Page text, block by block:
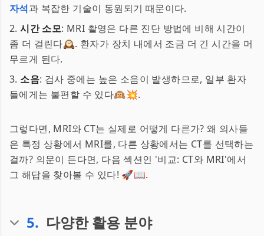
자석과 복잡한 기술이 동원되기 때문이다.
2.시간 소모: MRI 촬영은 다른 진단 방법에 비해 시간이
좀 더 걸린다🕰. 환자가 장치 내에서 조금 더 긴 시간을 머
무르게 된다.
3. 소음: 검사 중에는 높은 소음이 발생하므로, 일부 환자
들에게는 불편할 수 있다🙉💥.
그렇다면, MRI와 CT는 실제로 어떻게 다른가? 왜 의사들
은 특정 상황에서 MRI를, 다른 상황에서는 CT를 선택하는
걸까? 의문이 든다면, 다음 섹션인 '비교: CT와 MRI'에서
그 해답을 찾아볼 수 있다! 🚀📖.
5. 다양한 활용 분야